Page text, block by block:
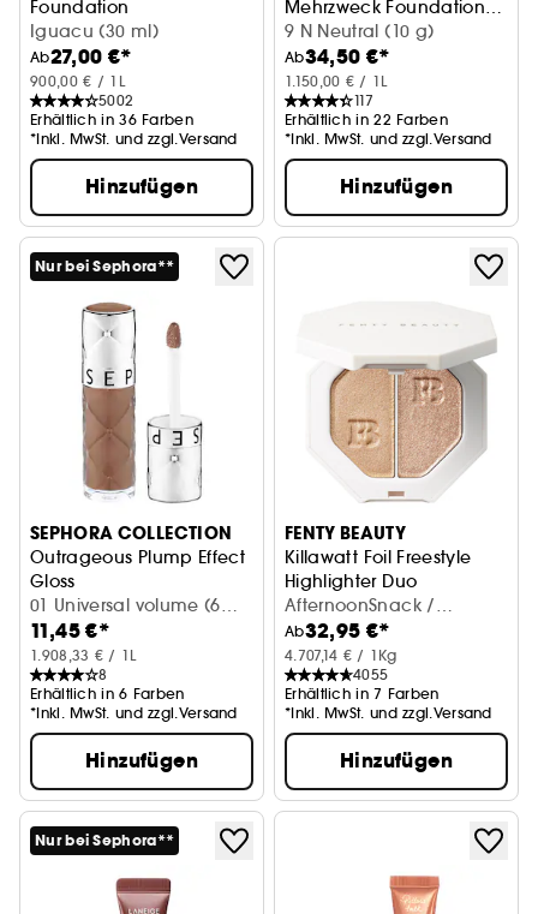
Foundation
Flüssige Foundation
Iguacu (30 ml)
Ab27,00 €*
900,00 € / 1L
5002
Erhältlich in 36 Farben
*Inkl. MwSt. und zzgl.Versand
Hinzufügen
Mehrzweck Foundation-
Stick
9 N Neutral (10 g)
Ab34,50 €*
1.150,00 € / 1L
117
Erhältlich in 22 Farben
*Inkl. MwSt. und zzgl.Versand
Hinzufügen
Nur bei Sephora**
SEPHORA COLLECTION
Outrageous Plump Effect
Gloss
Unglaublicher Volumen-Effekt-Gloss
01 Universal volume (6
ml)
11,45 €*
1.908,33 € / 1L
8
Erhältlich in 6 Farben
*Inkl. MwSt. und zzgl.Versand
Hinzufügen
FENTY BEAUTY
Killawatt Foil Freestyle
Highlighter Duo
Highlighter für Wangen und
AfternoonSnack /
MoHunny (2 x 3,5 g)
Ab32,95 €*
4.707,14 € / 1Kg
4055
Erhältlich in 7 Farben
*Inkl. MwSt. und zzgl.Versand
Hinzufügen
Nur bei Sephora**